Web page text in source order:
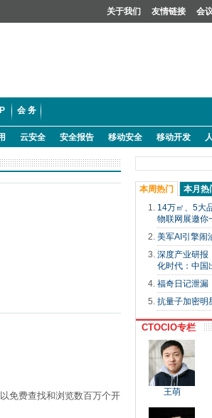
关于我们 友情链接 会
会 务
云安全 安全报告 移动安全 移动开发
免费查找和浏览数百万个开
本周热门 本月热
14万㎡、5大
物联网展邀你
美军AI引擎闹
深度产业研报
化时代：中国
福奇日记泄漏
抗量子加密明
CTOCIO专栏
王萌